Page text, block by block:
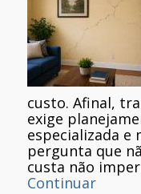
custo. Afinal,
exige
especializada e
pergunta que
custa não
Continuar